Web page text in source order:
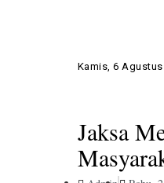
Kamis, 6
Jaksa